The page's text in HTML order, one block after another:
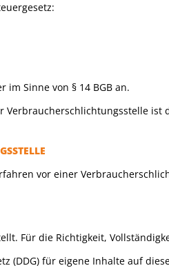
Sinne von § 14 BGB an.
ist
vor einer
Für die Richtigkeit,
(DDG) für eigene Inhalte auf